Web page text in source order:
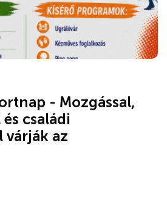
- Mozgással,
családi
várják az